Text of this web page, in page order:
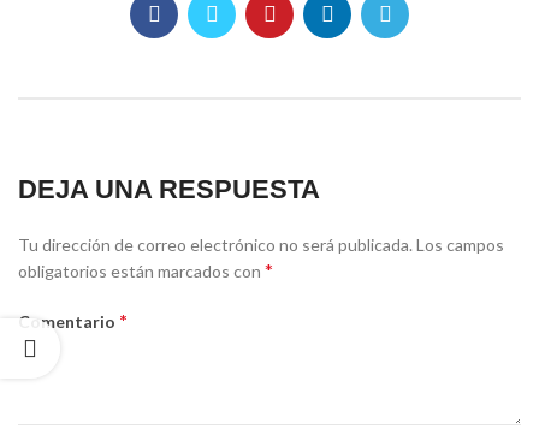
DEJA UNA RESPUESTA
Tu dirección de correo electrónico no será publicada.Los campos
obligatorios están marcados con *
Comentario *